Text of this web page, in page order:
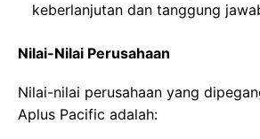
keberlanjutan dan tanggung
Nilai-Nilai Perusahaan
Nilai-nilai perusahaan yang
Aplus Pacific adalah: